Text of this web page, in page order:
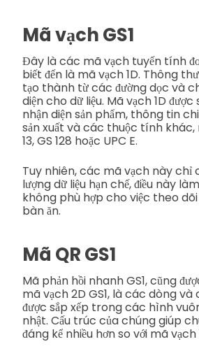
Mã vạch GS1
Đây là các mã vạch tuyến tính
biết đến là mã vạch 1D. Thông
tạo thành từ các đường dọc và
diện cho dữ liệu. Mã vạch 1D
nhận diện sản phẩm, thông tin
sản xuất và các thuộc tính khác,
13, GS 128 hoặc UPC E.
Tuy nhiên, các mã vạch này chỉ
lượng dữ liệu hạn chế, điều này
không phù hợp cho việc theo
bàn ăn.
Mã QR GS1
Mã phản hồi nhanh GS1, cũng
mã vạch 2D GS1, là các dòng
được sắp xếp trong các hình
nhật. Cấu trúc của chúng giúp
đáng kể nhiều hơn so với mã vạch